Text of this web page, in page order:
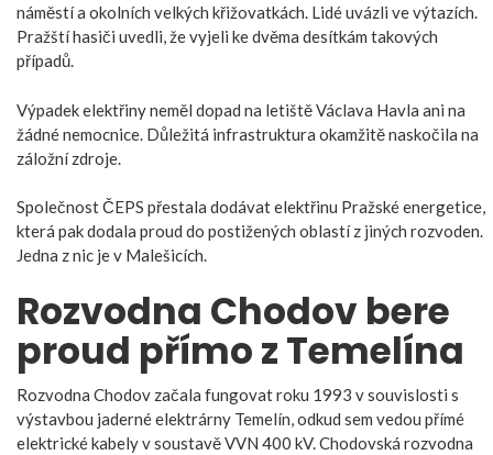
náměstí a okolních velkých křižovatkách. Lidé uvázli ve výtazích.
Pražští hasiči uvedli, že vyjeli ke dvěma desítkám takových
případů.
Výpadek elektřiny neměl dopad na letiště Václava Havla ani na
žádné nemocnice. Důležitá infrastruktura okamžitě naskočila na
záložní zdroje.
Společnost ČEPS přestala dodávat elektřinu Pražské energetice,
která pak dodala proud do postižených oblastí z jiných rozvoden.
Jedna z nic je v Malešicích.
Rozvodna Chodov bere
proud přímo z Temelína
Rozvodna Chodov začala fungovat roku 1993 v souvislosti s
výstavbou jaderné elektrárny Temelín, odkud sem vedou přímé
elektrické kabely v soustavě VVN 400 kV. Chodovská rozvodna